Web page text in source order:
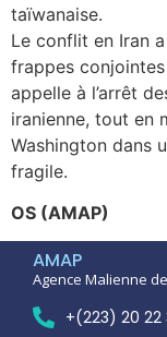
taïwanaise.
Le conflit en Iran
frappes
appelle à l’arrêt
iranienne, tout en
Washington dans
fragile.
OS (AMAP)
AMAP
Agence Malienne
+(223) 20 22